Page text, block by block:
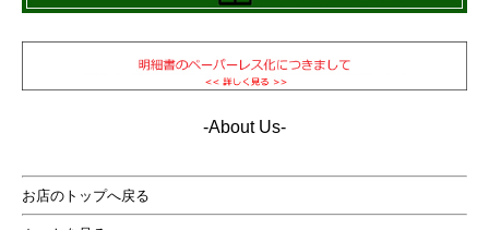
-About Us-
お店のトップへ戻る